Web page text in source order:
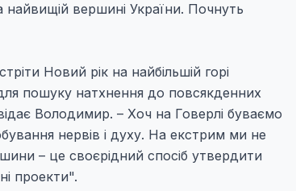
найвищій вершині України. Почнуть
Новий рік на найбільшій горі
пошуку натхнення до повсякденних
Володимир. – Хоч на Говерлі буваємо
нервів і духу. На екстрим ми не
– це своєрідний спосіб утвердити
проекти".